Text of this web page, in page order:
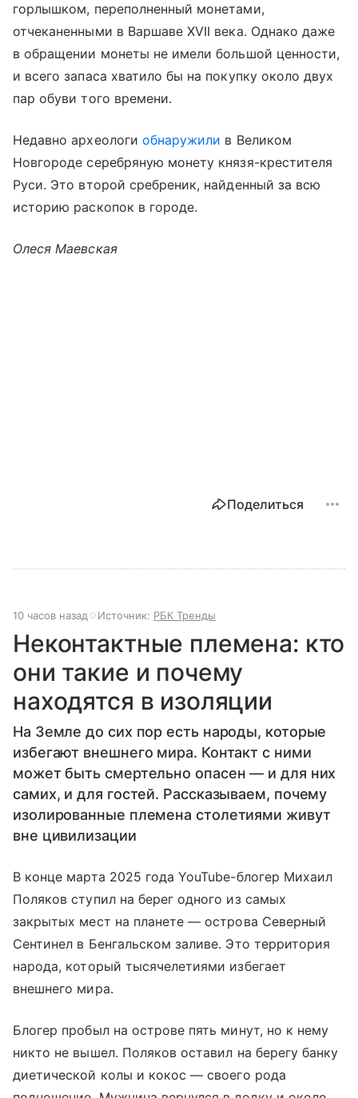
горлышком, переполненный монетами,
отчеканенными в Варшаве XVII века. Однако даже
в обращении монеты не имели большой ценности,
и всего запаса хватило бы на покупку около двух
пар обуви того времени.
Недавно археологи обнаружили в Великом
Новгороде серебряную монету князя-крестителя
Руси. Это второй сребреник, найденный за всю
историю раскопок в городе.
Олеся Маевская
Поделиться
10 часов назад Источник: РБК Тренды
Неконтактные племена: кто
они такие и почему
находятся в изоляции
На Земле до сих пор есть народы, которые
избегают внешнего мира. Контакт с ними
может быть смертельно опасен — и для них
самих, и для гостей. Рассказываем, почему
изолированные племена столетиями живут
вне цивилизации
В конце марта 2025 года YouTube-блогер Михаил
Поляков ступил на берег одного из самых
закрытых мест на планете — острова Северный
Сентинел в Бенгальском заливе. Это территория
народа, который тысячелетиями избегает
внешнего мира.
Блогер пробыл на острове пять минут, но к нему
никто не вышел. Поляков оставил на берегу банку
диетической колы и кокос — своего рода